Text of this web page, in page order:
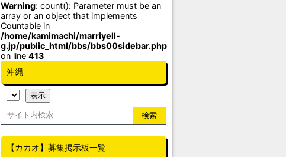
Warning: count(): Parameter must be an
array or an object that implements
Countable in
/home/kamimachi/marriyell-
g.jp/public_html/bbs/bbs00sidebar.php
on line 413
沖縄
【カカオ】募集掲示板一覧